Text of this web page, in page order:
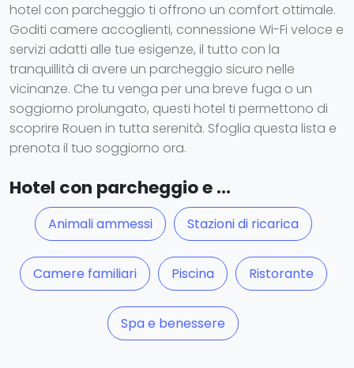
hotel con parcheggio ti offrono un comfort ottimale.
Goditi camere accoglienti, connessione Wi-Fi veloce e
servizi adatti alle tue esigenze, il tutto con la
tranquillità di avere un parcheggio sicuro nelle
vicinanze. Che tu venga per una breve fuga o un
soggiorno prolungato, questi hotel ti permettono di
scoprire Rouen in tutta serenità. Sfoglia questa lista e
prenota il tuo soggiorno ora.
Hotel con parcheggio e ...
Animali ammessi Stazioni di ricarica
Camere familiari Piscina Ristorante
Spa e benessere